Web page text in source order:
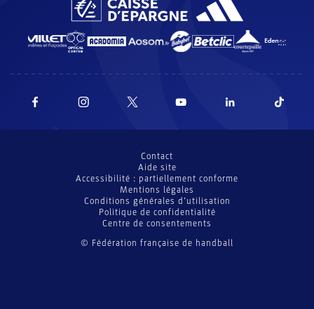
© Fédération française de handball
Contact
Aide site
Accessibilité : partiellement conforme
Mentions légales
Conditions générales d’utilisation
Politique de confidentialité
Centre de consentements